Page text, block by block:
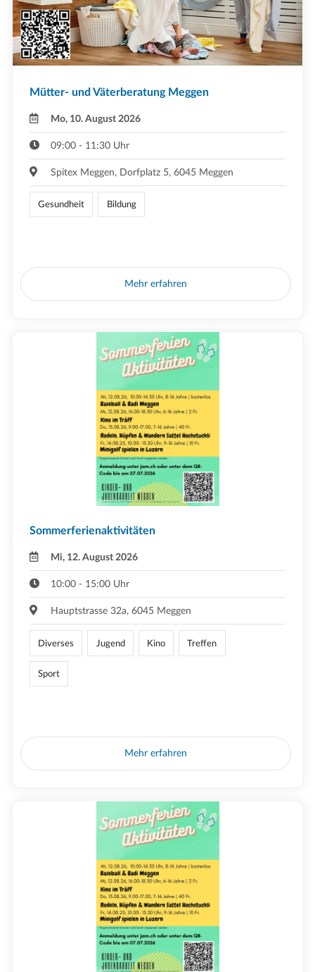
Mütter- und Väterberatung Meggen
Mo, 10. August 2026
09:00 - 11:30 Uhr
Spitex Meggen, Dorfplatz 5, 6045 Meggen
Gesundheit Bildung
Mehr erfahren
Sommerferienaktivitäten
Mi, 12. August 2026
10:00 - 15:00 Uhr
Hauptstrasse 32a, 6045 Meggen
Diverses Jugend Kino Treffen
Sport
Mehr erfahren